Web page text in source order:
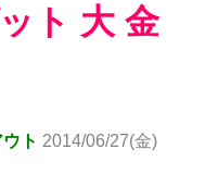
ト 大 金
ト 2014/06/27(金)